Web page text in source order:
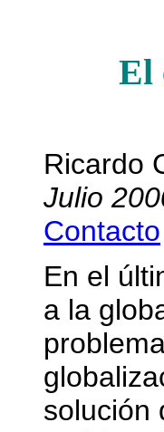
El
Ricardo
Julio
Contacto
En el
a la
solución